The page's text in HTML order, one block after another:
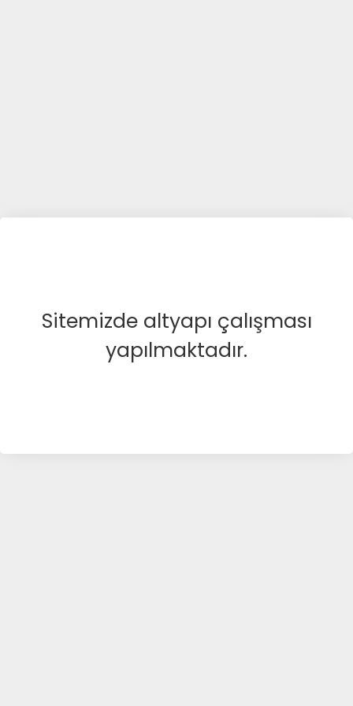
Sitemizde altyapı çalışması
yapılmaktadır.